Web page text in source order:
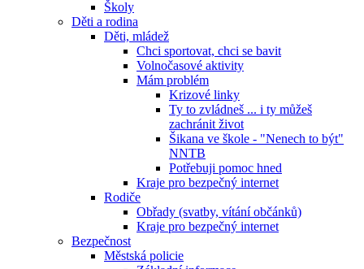
Školy
Děti a rodina
Děti, mládež
Chci sportovat, chci se bavit
Volnočasové aktivity
Mám problém
Krizové linky
Ty to zvládneš ... i ty můžeš
zachránit život
Šikana ve škole - "Nenech to být"
NNTB
Potřebuji pomoc hned
Kraje pro bezpečný internet
Rodiče
Obřady (svatby, vítání občánků)
Kraje pro bezpečný internet
Bezpečnost
Městská policie